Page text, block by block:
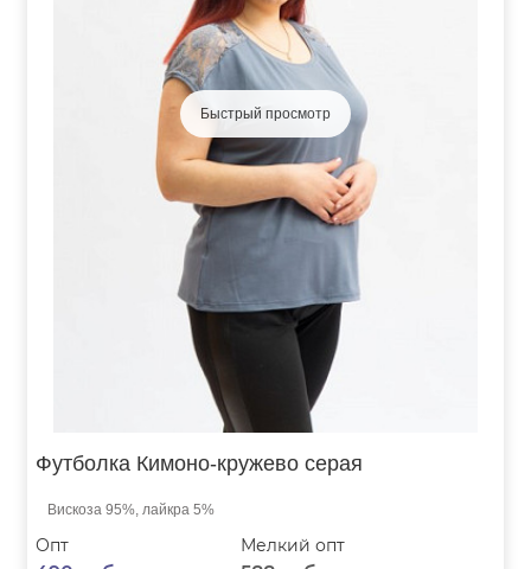
Быстрый просмотр
Футболка Кимоно-кружево серая
Вискоза 95%, лайкра 5%
Опт Мелкий опт